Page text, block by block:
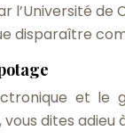
l’Université de
disparaître
et le
dites